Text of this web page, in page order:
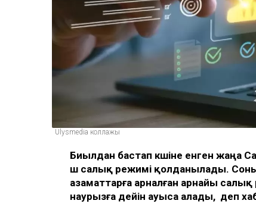
Ulysmedia коллажы
Биылдан бастап күшіне енген жаңа
үш салық режимі қолданылады.
азаматтарға арналған арнайы
наурызға дейін ауыса алады, деп